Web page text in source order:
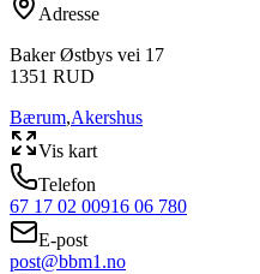
Adresse
Baker Østbys vei 17
1351 RUD
Bærum,Akershus
Vis kart
Telefon
67 17 02 00916 06 780
E-post
post@bbm1.no